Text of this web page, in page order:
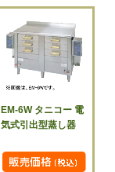
EM-6W タニコー 電
気式引出型蒸し器